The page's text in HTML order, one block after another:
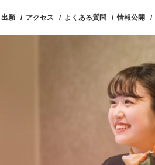
願 アクセス よくある質問 情報公開